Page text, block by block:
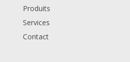
Produits
Services
Contact